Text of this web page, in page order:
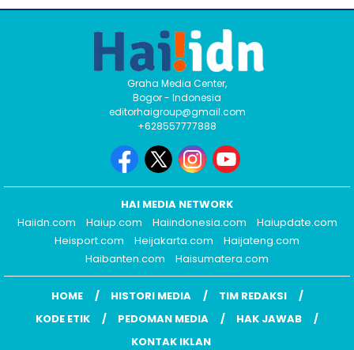
Graha Media Center,
Bogor - Indonesia
editorhaigroup@gmail.com
+628557777888
HAI MEDIA NETWORK
Haiidn.com
Haiup.com Haiindonesia.com
Haiupdate.com
Heisport.com
Heijakarta.com
Haijateng.com
Haibanten.com
Haisumatera.com
HOME HISTORI MEDIA
TIM REDAKSI
KODE ETIK
PEDOMAN MEDIA
HAK JAWAB
KONTAK IKLAN